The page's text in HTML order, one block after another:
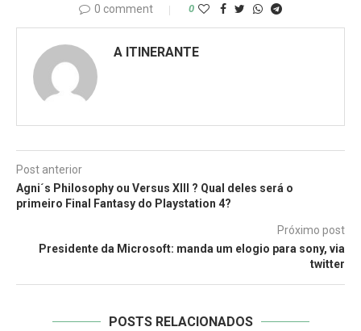
0 comment 0
A ITINERANTE
Post anterior
Agni´s Philosophy ou Versus XIII ? Qual deles será o
primeiro Final Fantasy do Playstation 4?
Próximo post
Presidente da Microsoft: manda um elogio para sony, via
twitter
POSTS RELACIONADOS